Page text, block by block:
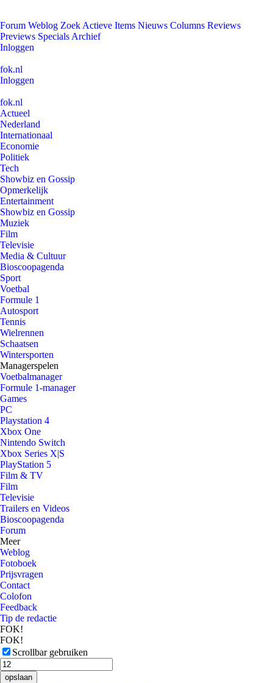
Forum Weblog Zoek Actieve Items Nieuws Columns Reviews
Previews Specials Archief
Inloggen
fok.nl
Inloggen
fok.nl
Actueel
Nederland
Internationaal
Economie
Politiek
Tech
Showbiz en Gossip
Opmerkelijk
Entertainment
Showbiz en Gossip
Muziek
Film
Televisie
Media & Cultuur
Bioscoopagenda
Sport
Voetbal
Formule 1
Autosport
Tennis
Wielrennen
Schaatsen
Wintersporten
Managerspelen
Voetbalmanager
Formule 1-manager
Games
PC
Playstation 4
Xbox One
Nintendo Switch
Xbox Series X|S
PlayStation 5
Film & TV
Film
Televisie
Trailers en Videos
Bioscoopagenda
Forum
Meer
Weblog
Fotoboek
Prijsvragen
Contact
Colofon
Feedback
Tip de redactie
FOK!
FOK!
Scrollbar gebruiken
opslaan